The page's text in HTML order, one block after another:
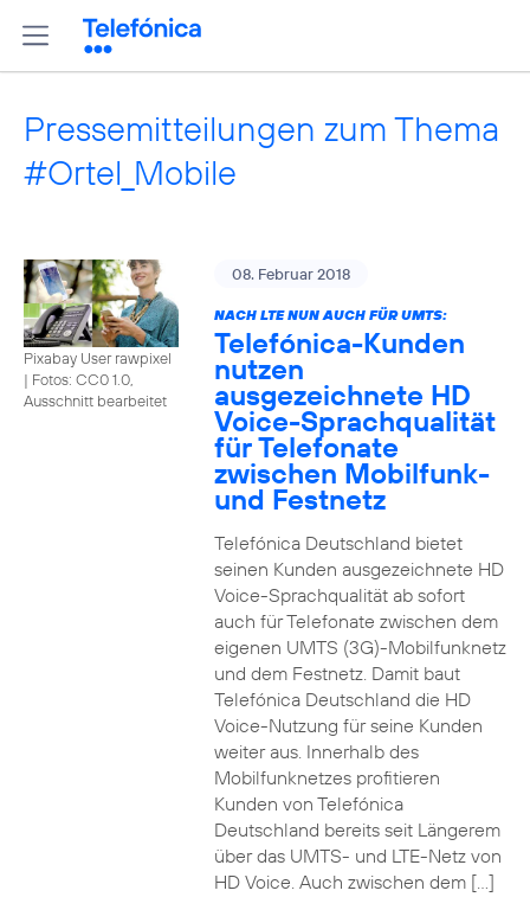
Pressemitteilungen zum Thema
#Ortel_Mobile
Pixabay User rawpixel
| Fotos: CC0 1.0,
Ausschnitt bearbeitet
08. Februar 2018
NACH LTE NUN AUCH FÜR UMTS:
Telefónica-Kunden
nutzen
ausgezeichnete HD
Voice-Sprachqualität
für Telefonate
zwischen Mobilfunk-
und Festnetz
Telefónica Deutschland bietet
seinen Kunden ausgezeichnete HD
Voice-Sprachqualität ab sofort
auch für Telefonate zwischen dem
eigenen UMTS (3G)-Mobilfunknetz
und dem Festnetz. Damit baut
Telefónica Deutschland die HD
Voice-Nutzung für seine Kunden
weiter aus. Innerhalb des
Mobilfunknetzes profitieren
Kunden von Telefónica
Deutschland bereits seit Längerem
über das UMTS- und LTE-Netz von
HD Voice. Auch zwischen dem […]